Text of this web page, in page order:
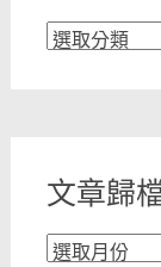
文
文章歸
文